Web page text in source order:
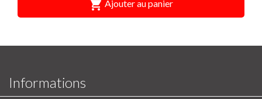
 Ajouter au panier
Informations